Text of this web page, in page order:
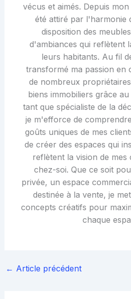
vécus et aimés. Depuis
été attiré par l'harmonie
disposition des
d'ambiances qui reflètent
leurs habitants. Au fil
transformé ma passion en
de nombreux
biens immobiliers grâce
tant que spécialiste de la
je m'efforce de
goûts uniques de mes
de créer des espaces qui
reflètent la vision de
chez-soi. Que ce soit
privée, un espace
destinée à la vente, je
concepts créatifs pour
chaque
← Article précédent